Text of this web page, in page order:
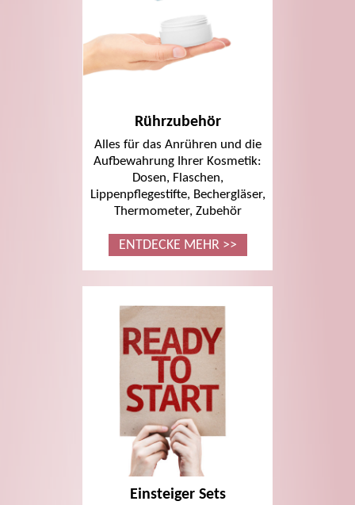
Rührzubehör
Alles für das Anrühren und die
Aufbewahrung Ihrer Kosmetik:
Dosen, Flaschen,
Lippenpflegestifte, Bechergläser,
Thermometer, Zubehör
ENTDECKE MEHR >>
Einsteiger Sets